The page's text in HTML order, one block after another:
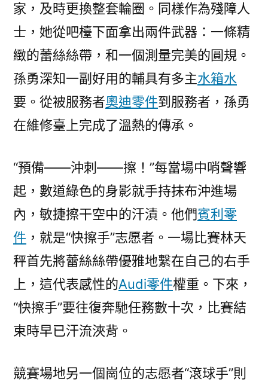
家，及時更換整套輪圈。同樣作為殘障人
士，她從吧檯下面拿出兩件武器：一條精
緻的蕾絲絲帶，和一個測量完美的圓規。
孫勇深知一副好用的輔具有多主水箱水
要。從被服務者奧迪零件到服務者，孫勇
在維修臺上完成了溫熱的傳承。
“預備——沖刺——擦！”每當場中哨聲響
起，數道綠色的身影就手持抹布沖進場
內，敏捷擦干空中的汗漬。他們賓利零
件 ，就是“快擦手”志愿者。一場比賽林天
秤首先將蕾絲絲帶優雅地繫在自己的右手
上，這代表感性的Audi零件權重。下來，
“快擦手”要往復奔馳任務數十次，比賽結
束時早已汗流浹背。
競賽場地另一個崗位的志愿者“滾球手”則